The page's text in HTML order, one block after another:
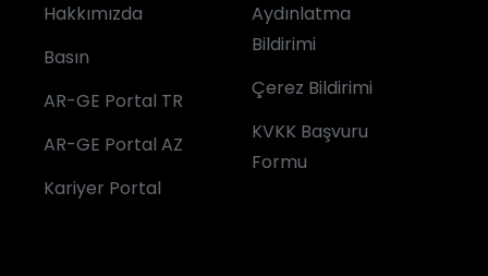
Hakkımızda
Basın
AR-GE Portal TR
AR-GE Portal AZ
Kariyer Portal
Aydınlatma
Bildirimi
Çerez Bildirimi
KVKK Başvuru
Formu